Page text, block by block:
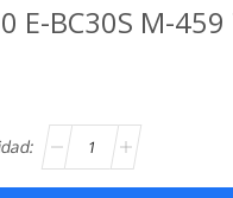
E-BC30S M-459